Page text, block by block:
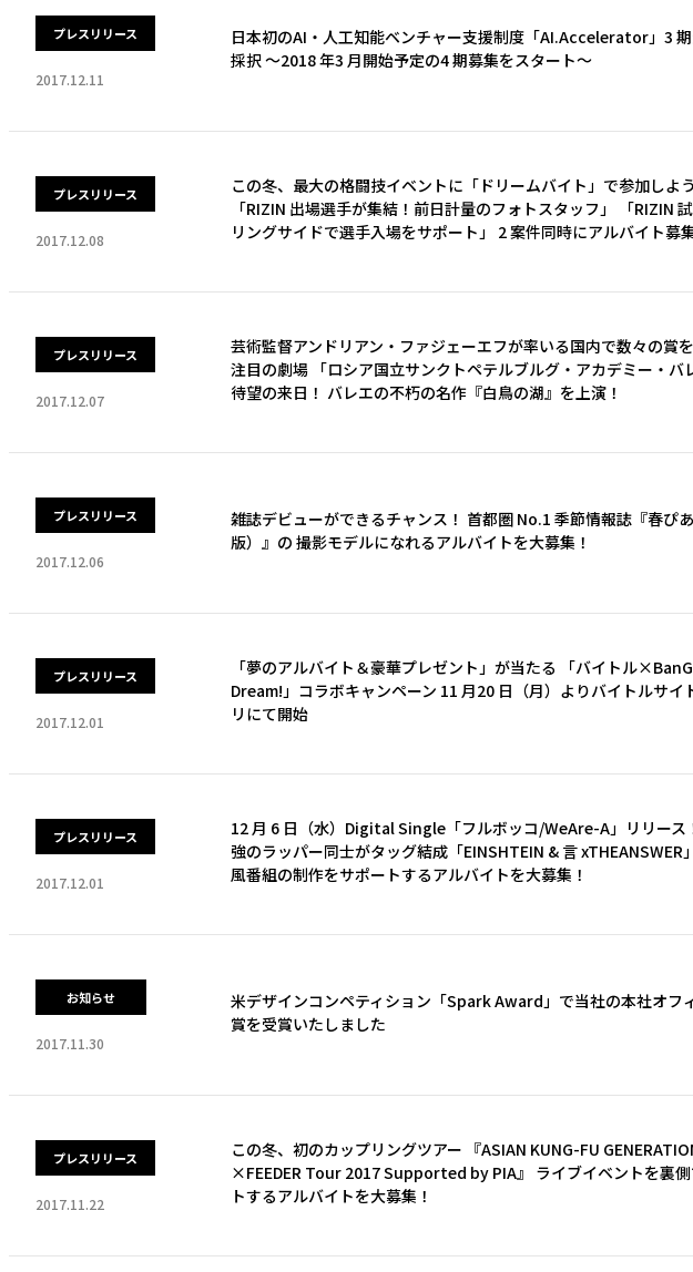
プレスリリース
2017.12.11
日本初のAI・人工知能ベンチャー支援制度「AI.Accelerator」3
採択 ～2018 年3 月開始予定の4 期募集をスタート～
プレスリリース
2017.12.08
この冬、最大の格闘技イベントに「ドリームバイト」で参加しよ
「RIZIN 出場選手が集結！前日計量のフォトスタッフ」 「RIZIN
リングサイドで選手入場をサポート」 2 案件同時にアルバイト募
プレスリリース
2017.12.07
芸術監督アンドリアン・ファジェーエフが率いる国内で数々の賞
注目の劇場 「ロシア国立サンクトペテルブルグ・アカデミー・バ
待望の来日！ バレエの不朽の名作『白鳥の湖』を上演！
プレスリリース
2017.12.06
雑誌デビューができるチャンス！ 首都圏 No.1 季節情報誌『春ぴ
版）』の 撮影モデルになれるアルバイトを大募集！
プレスリリース
2017.12.01
「夢のアルバイト＆豪華プレゼント」が当たる 「バイトル×BanG
Dream!」コラボキャンペーン 11 月20 日（月）よりバイトルサイ
リにて開始
プレスリリース
2017.12.01
12 月 6 日（水）Digital Single「フルボッコ/WeAre-A」リリース
強のラッパー同士がタッグ結成「EINSHTEIN & 言 xTHEANSWER
風番組の制作をサポートするアルバイトを大募集！
お知らせ
2017.11.30
米デザインコンペティション「Spark Award」で当社の本社オフ
賞を受賞いたしました
プレスリリース
2017.11.22
この冬、初のカップリングツアー 『ASIAN KUNG-FU
×FEEDER Tour 2017 Supported by PIA』 ライブイベントを裏
トするアルバイトを大募集！